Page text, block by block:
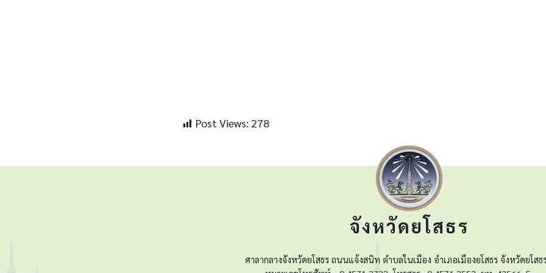
Post Views: 278
จังหวัดยโสธร
ศาลากลางจังหวัดยโสธร ถนนแจ้งสนิท ตำบลในเมือง อำเภอเมืองยโสธร จังหวัดยโสธ